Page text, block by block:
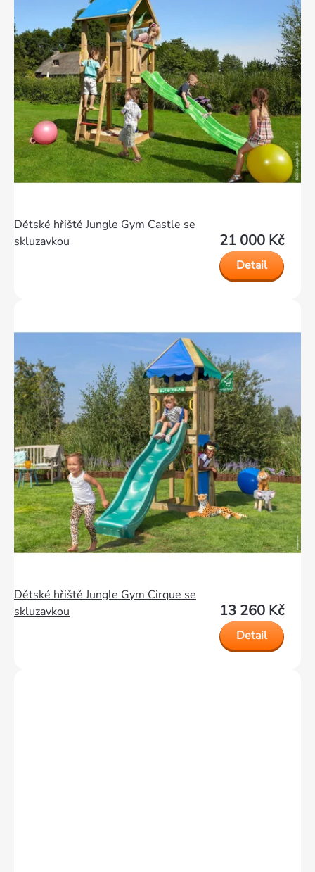
Dětské hřiště Jungle Gym Castle se
skluzavkou
21 000 Kč
Detail
Dětské hřiště Jungle Gym Cirque se
skluzavkou
13 260 Kč
Detail